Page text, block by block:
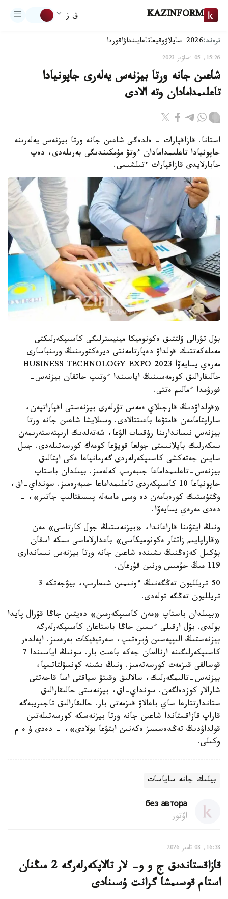
KAZINFORM ق ز
ترەند:2026-سايلاۋ وقيعاتاعايىنداۋاقوردا
15:26, 05 ءساۋىر 2023
شاعىن جانە ورتا بيزنەس يەلەرى جاپونيادا
تاعلىمدامادان وتە الادى
استانا. قازاقپارات - ەلدەگى شاعىن جانە ورتا بيزنەس يەلەرىنە
جاپونيادا تاعلىمدامادان ءوتۋ مۇمكىندىگى بەرىلەدى، دەپ
حابارلايدى قازاقپارات ءتىلشىسى.
بۇل تۋرالى ۇلتتىق ەكونوميكا مينيسترلىگى كاسىپكەرلىكتى
مەملەكەتتىك قولداۋ دەپارتامەنتى ديرەكتورىنىڭ ورىنباسارى
مەرەي يسايەۆا BUSINESS TECHNOLOGY EXPO 2023
حالىقارالىق كورمەسىنىڭ اياسىندا ءوتىپ جاتقان بيزنەس-
فورۋمدا ءمالىم ەتتى.
«قولداۋدىڭ قارجىلاي ەمەس تۇرلەرى بيزنەستى اقپاراتپەن،
ساراپتامامەن قامتۋعا باعىتتالادى. وسىلايشا شاعىن جانە ورتا
بيزنەس نىساندارىنا رۇقسات الۋعا، شەتەلدىك ارىپتەستەرىمەن
ىسكەرلىك بايلانىستى جولعا قويۋعا كومەك كورسەتىلەدى. جىل
سايىن جەتەكشى كاسىپكەرلەردى گەرمانياعا ەكى اپتالىق
بيزنەس-تاعلىمداماعا جىبەرىپ كەلەمىز. بيىلدان باستاپ
جاپونياعا 10 كاسىپكەردى تاعلىمداماعا جىبەرەمىز. سونداي-اق،
وڭتۇستىك كورەيامەن دە وسى ماسەلە پىسىقتالىپ جاتىر»، -
دەدى مەرەي يسايەۆا.
ونىڭ ايتۋىنا قاراعاندا، «بيزنەستىڭ جول كارتاسى» مەن
«قاراپايىم زاتتار ەكونوميكاسى» باعدارلاماسى ىسكە اسقان
بۇكىل كەزەڭنىڭ ىشىندە شاعىن جانە ورتا بيزنەس نىساندارى
119 مىڭ جۇمىس ورنىن قۇرعان.
50 تريلليون تەڭگەنىڭ ءونىمىن شىعارىپ، بيۋجەتكە 3
تريلليون تەڭگە تولەدى.
«بيىلدان باستاپ «مەن كاسىپكەرمىن» دەيتىن جاڭا قۇرال پايدا
بولدى. بۇل ارقىلى ءىسىن جاڭا باستاعان كاسىپكەرلەرگە
بيزنەستىڭ الىپپەسىن ۇيرەتىپ، سەرتيفيكات بەرەمىز. ايەلدەر
كاسىپكەرلىگىنە ارنالعان جەكە باعىت بار. سونىڭ اياسىندا 7
قوسالقى قىزمەت كورسەتەمىز. ونىڭ ىشىنە كونسۋلتاتسيا،
بيزنەس-تالىمگەرلىك، سالالىق وقىتۋ سياقتى اسا قاجەتتى
شارالار كوزدەلگەن. سونداي-اق، بيزنەستى حالىقارالىق
ستاندارتتارعا ساي باعالاۋ قىزمەتى بار. حالىقارالىق تاجىريبەگە
قاراپ قازاقستاندا شاعىن جانە ورتا بيزنەسكە كورسەتىلەتىن
قولداۋدىڭ تەڭدەسسىز ەكەنىن ايتۋعا بولادى»، - دەدى ۇ ە م
وكىلى.
بيلىك جانە ساياسات
без автора
اۆتور
16:38, 08 تامىز 2026
قازاقستاندىق ج و و- لار تالاپكەرلەرگە 2 مىڭنان
استام قوسىمشا گرانت ۇسىنادى